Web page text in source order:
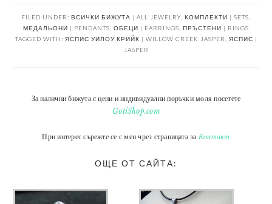
FILED UNDER: ВСИЧКИ БИЖУТА | ALL JEWELRY КОМПЛЕКТИ | SETS
МЕДАЛЬОНИ | PENDANTS ОБЕЦИ | EARRINGS ПРЪСТЕНИ | RINGS
TAGGED WITH: ЯСПИС УИЛОУ КРИЙК | WILLOW CREEK JASPER
ЯСПИС |
JASPER
За налични бижута с цени и индивидуални поръчки моля посетете
GotiShop.com
При интерес сърежте се с мен чрез страницата за Контакт
ОЩЕ ОТ САЙТА: